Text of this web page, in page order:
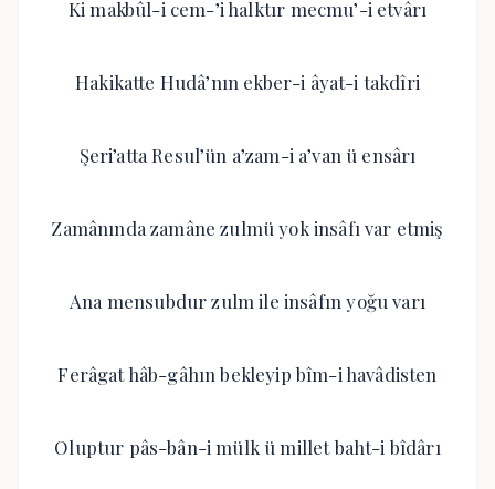
Ki makbûl-i cem-’i halktır mecmu’-i etvârı
Hakikatte Hudâ’nın ekber-i âyat-i takdîri
Şeri’atta Resul’ün a’zam-i a’van ü ensârı
Zamânında zamâne zulmü yok insâfı var etmiş
Ana mensubdur zulm ile insâfın yoğu varı
Ferâgat hâb-gâhın bekleyip bîm-i havâdisten
Oluptur pâs-bân-i mülk ü millet baht-i bîdârı